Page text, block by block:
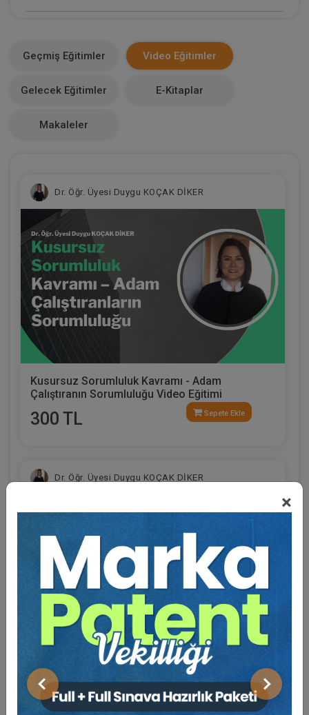
×
Önceki Sonraki
0
Geçmiş Eğitimler Video Eğitimler
Gelecek Eğitimler E-Kitaplar
Makaleler
Dr. Öğr. Üyesi Duygu KOÇAK DİKER
Kusursuz Sorumluluk Kavramı - Adam
Çalıştıranın Sorumluluğu Video Eğitimi
300 TL Sepete Ekle
Dr. Öğr. Üyesi Duygu KOÇAK DİKER
Haksız Fiil Sorumluluğunda Zararın ve
Tazminatın Belirlenmesi Video Eğitimi
300 TL Sepete Ekle
Eğitmen Hakkında
Sosyal Medya